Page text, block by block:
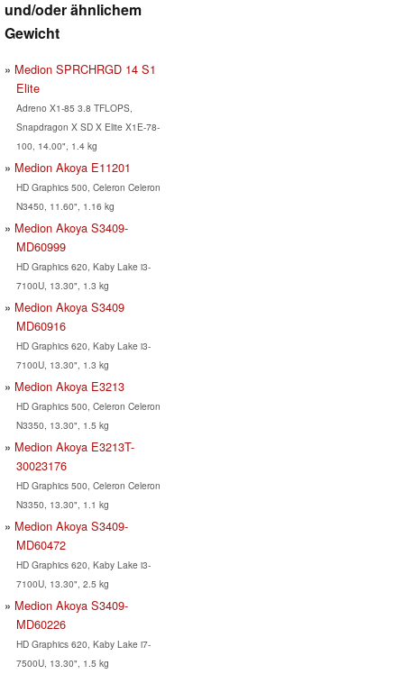
und/oder ähnlichem
Gewicht
Medion SPRCHRGD 14 S1
Elite
Adreno X1-85 3.8 TFLOPS,
Snapdragon X SD X Elite X1E-78-
100, 14.00", 1.4 kg
Medion Akoya E11201
HD Graphics 500, Celeron Celeron
N3450, 11.60", 1.16 kg
Medion Akoya S3409-
MD60999
HD Graphics 620, Kaby Lake i3-
7100U, 13.30", 1.3 kg
Medion Akoya S3409
MD60916
HD Graphics 620, Kaby Lake i3-
7100U, 13.30", 1.3 kg
Medion Akoya E3213
HD Graphics 500, Celeron Celeron
N3350, 13.30", 1.5 kg
Medion Akoya E3213T-
30023176
HD Graphics 500, Celeron Celeron
N3350, 13.30", 1.1 kg
Medion Akoya S3409-
MD60472
HD Graphics 620, Kaby Lake i3-
7100U, 13.30", 2.5 kg
Medion Akoya S3409-
MD60226
HD Graphics 620, Kaby Lake i7-
7500U, 13.30", 1.5 kg